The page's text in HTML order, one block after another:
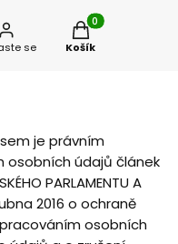
se
Produkty v
Košík
je právním
osobních údajů článek
PARLAMENTU A
2016 o ochraně
osobních